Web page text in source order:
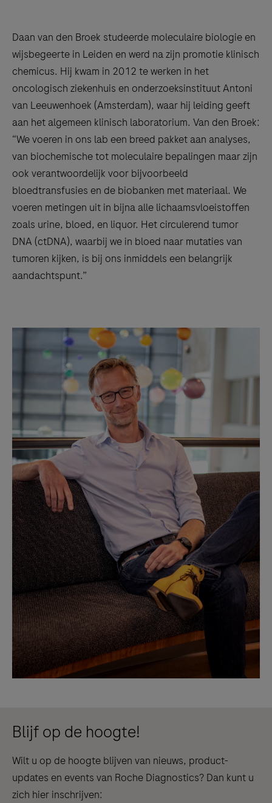
Daan van den Broek studeerde moleculaire biologie en
wijsbegeerte in Leiden en werd na zijn promotie klinisch
chemicus. Hij kwam in 2012 te werken in het
oncologisch ziekenhuis en onderzoeksinstituut Antoni
van Leeuwenhoek (Amsterdam), waar hij leiding geeft
aan het algemeen klinisch laboratorium. Van den Broek:
“We voeren in ons lab een breed pakket aan analyses,
van biochemische tot moleculaire bepalingen maar zijn
ook verantwoordelijk voor bijvoorbeeld
bloedtransfusies en de biobanken met materiaal. We
voeren metingen uit in bijna alle lichaamsvloeistoffen
zoals urine, bloed, en liquor. Het circulerend tumor
DNA (ctDNA), waarbij we in bloed naar mutaties van
tumoren kijken, is bij ons inmiddels een belangrijk
aandachtspunt.”
Blijf op de hoogte!
Wilt u op de hoogte blijven van nieuws, product-
updates en events van Roche Diagnostics? Dan kunt u
zich hier inschrijven: